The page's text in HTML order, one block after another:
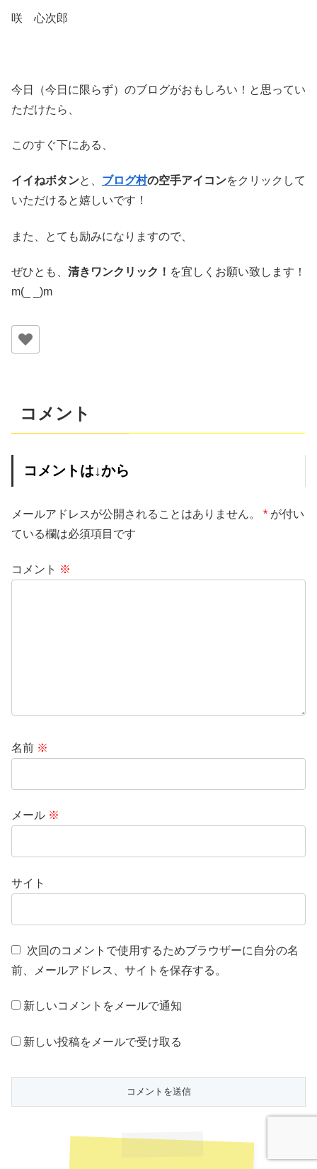
咲 心次郎
今日（今日に限らず）のブログがおもしろい！と思ってい
ただけたら、
このすぐ下にある、
イイねボタンと、 ブログ村の空手アイコンをクリックして
いただけると嬉しいです！
また、とても励みになりますので、
ぜひとも、 清きワンクリック！ を宜しくお願い致します！
m(_ _)m
コメント
コメントは↓から
メールアドレスが公開されることはありません。 * が付い
ている欄は必須項目です
コメント ※
名前 ※
メール ※
サイト
次回のコメントで使用するためブラウザーに自分の名
前、メールアドレス、サイトを保存する。
新しいコメントをメールで通知
新しい投稿をメールで受け取る